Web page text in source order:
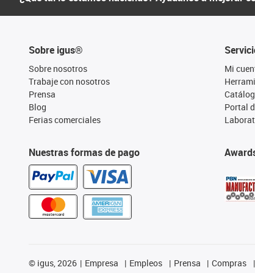
Sobre igus®
Sobre nosotros
Trabaje con nosotros
Prensa
Blog
Ferias comerciales
Nuestras formas de pago
Mi
Portal
© igus, 2026 Empresa Empleos Prensa Compras